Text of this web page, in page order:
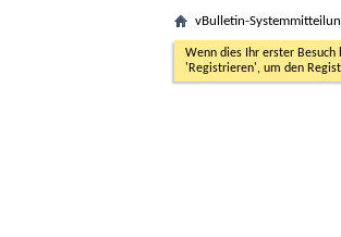
vBulletin-
Wenn dies Ihr erster
'Registrieren', um den